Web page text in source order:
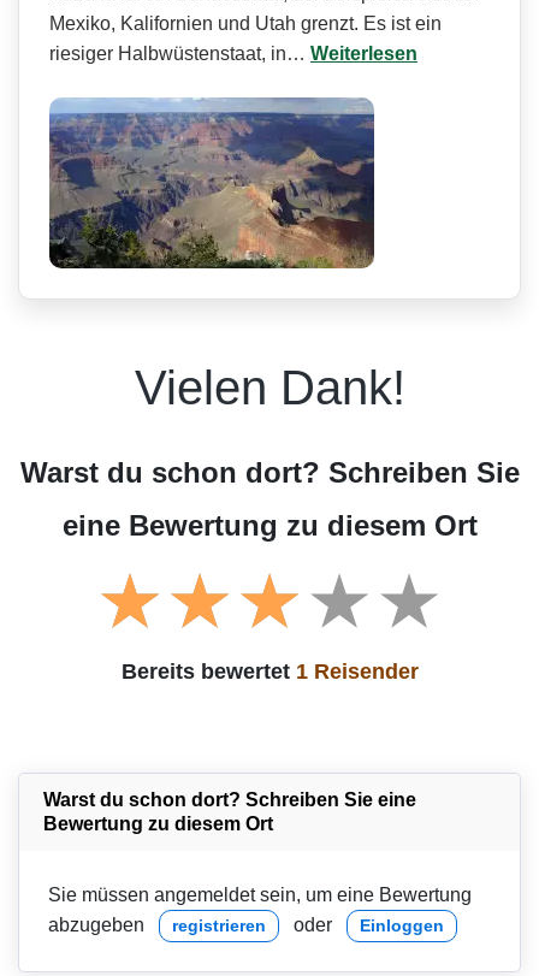
Mexiko, Kalifornien und Utah grenzt. Es ist ein
riesiger Halbwüstenstaat, in… Weiterlesen
Vielen Dank!
Warst du schon dort? Schreiben Sie
eine Bewertung zu diesem Ort
Bereits bewertet 1 Reisender
Warst du schon dort? Schreiben Sie eine
Bewertung zu diesem Ort
Sie müssen angemeldet sein, um eine Bewertung
abzugeben
registrieren oder Einloggen